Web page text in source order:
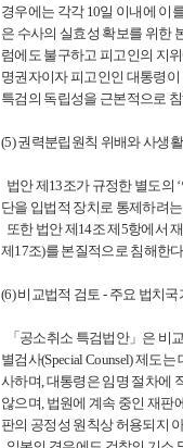
경우에는 각각 10일 이내에 이
은 수사의 실효성 확보를 위한
럼에도 불구하고 피고인의 지
명권자이자 피고인인 대통령
특검의 독립성을 근본적으로
(5) 권력분립원칙 위배와 사생
법안 제13조가 규정한 별도의
단을 입법적 장치로 통제하려
또한 법안 제14조 제5항에서
제17조)를 본질적으로 침해한
(6) 비교법적 검토 - 주요 법치
「공소취소 특검법안」은 비
별검사(Special Counsel) 제도
사하며, 대통령은 임명 절차에
않으며, 법원에 계속 중인 재판
판의 공정성 원칙상 허용되지